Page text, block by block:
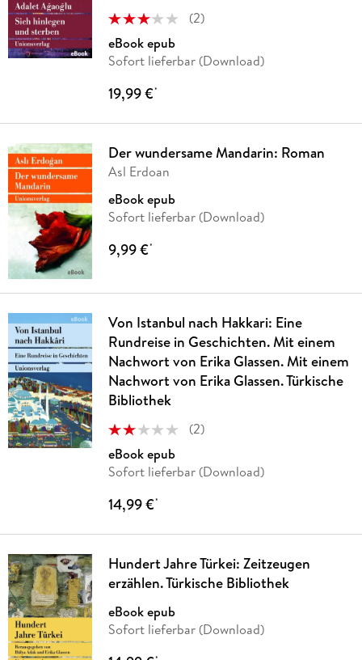
(2)
eBook epub
Sofort lieferbar (Download)
19,99 €*
Der wundersame Mandarin: Roman
Asl Erdoan
eBook epub
Sofort lieferbar (Download)
9,99 €*
Von Istanbul nach Hakkari: Eine
Rundreise in Geschichten. Mit einem
Nachwort von Erika Glassen. Mit einem
Nachwort von Erika Glassen. Türkische
Bibliothek
(2)
eBook epub
Sofort lieferbar (Download)
14,99 €*
Hundert Jahre Türkei: Zeitzeugen
erzählen. Türkische Bibliothek
eBook epub
Sofort lieferbar (Download)